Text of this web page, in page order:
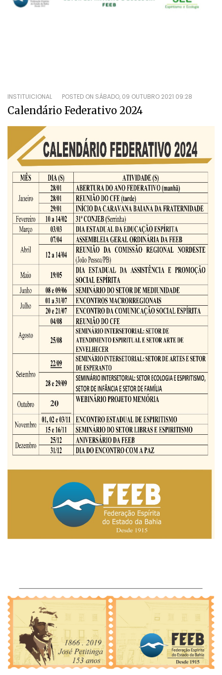
INSTITUICIONAL POSTED ON SÁBADO, 09 OUTUBRO 2021 09:28
Calendário Federativo 2024